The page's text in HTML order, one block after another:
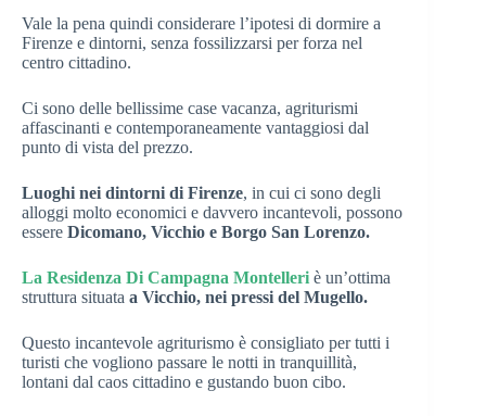
Vale la pena quindi considerare l’ipotesi di dormire a
Firenze e dintorni, senza fossilizzarsi per forza nel
centro cittadino.
Ci sono delle bellissime case vacanza, agriturismi
affascinanti e contemporaneamente vantaggiosi dal
punto di vista del prezzo.
Luoghi nei dintorni di Firenze, in cui ci sono degli
alloggi molto economici e davvero incantevoli, possono
essere Dicomano, Vicchio e Borgo San Lorenzo.
La Residenza Di Campagna Montelleri è un’ottima
struttura situata a Vicchio, nei pressi del Mugello.
Questo incantevole agriturismo è consigliato per tutti i
turisti che vogliono passare le notti in tranquillità,
lontani dal caos cittadino e gustando buon cibo.